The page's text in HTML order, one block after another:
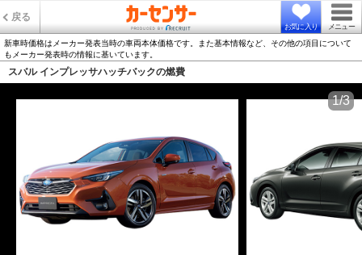
戻る
お気に入り メニュー
新車時価格はメーカー発表当時の車両本体価格です。また基本情報など、その他の項目について
もメーカー発表時の情報に基いています。
スバル インプレッサハッチバックの燃費
1/3